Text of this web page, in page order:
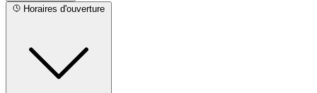
Horaires d'ouverture